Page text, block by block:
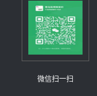
微信扫一扫